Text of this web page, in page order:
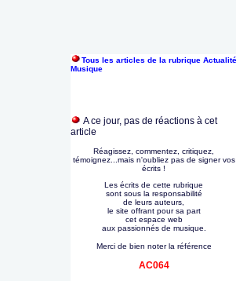
Tous les articles de la rubrique Actualité
Musique
A ce jour, pas de réactions à cet
article
Réagissez, commentez, critiquez,
témoignez...mais n'oubliez pas de signer vos
écrits !
Les écrits de cette rubrique
sont sous la responsabilité
de leurs auteurs,
le site offrant pour sa part
cet espace web
aux passionnés de musique.
Merci de bien noter la référence
AC064